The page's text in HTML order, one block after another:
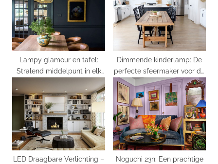
o
s
t
:
t
:
Lampy glamour en tafel:
Stralend middelpunt in elk
Dimmende kinderlamp: De
perfecte sfeermaker voor de
kinderkamer
LED Draagbare Verlichting –
Noguchi 23n: Een prachtige